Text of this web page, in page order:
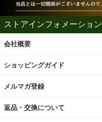
ストアインフォメーション
会社概要
ショッピングガイド
メルマガ登録
返品・交換について